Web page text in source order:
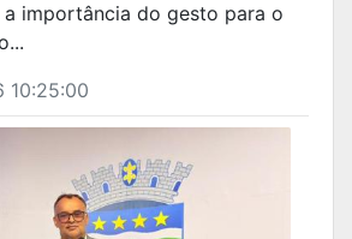
importância do gesto para o
10:25:00